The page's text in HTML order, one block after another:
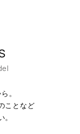
。
ことなど